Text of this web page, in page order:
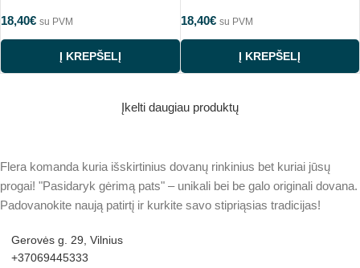
18,40€ su PVM
Į KREPŠELĮ
18,40€ su PVM
Į KREPŠELĮ
Įkelti daugiau produktų
Flera komanda kuria išskirtinius dovanų rinkinius bet kuriai jūsų
progai! "Pasidaryk gėrimą pats" – unikali bei be galo originali dovana.
Padovanokite naują patirtį ir kurkite savo stipriąsias tradicijas!
Gerovės g. 29, Vilnius
+37069445333